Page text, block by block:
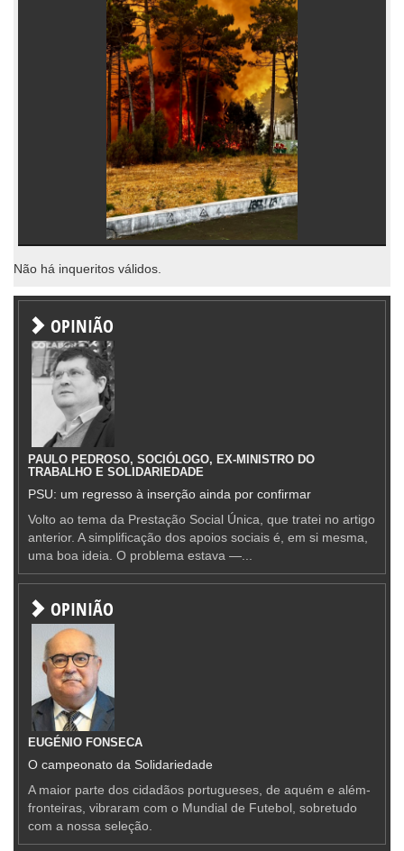
Não há inqueritos válidos.
OPINIÃO
PAULO PEDROSO, SOCIÓLOGO, EX-MINISTRO DO
TRABALHO E SOLIDARIEDADE
PSU: um regresso à inserção ainda por confirmar
Volto ao tema da Prestação Social Única, que tratei no artigo
anterior. A simplificação dos apoios sociais é, em si mesma,
uma boa ideia. O problema estava —...
OPINIÃO
EUGÉNIO FONSECA
O campeonato da Solidariedade
A maior parte dos cidadãos portugueses, de aquém e além-
fronteiras, vibraram com o Mundial de Futebol, sobretudo
com a nossa seleção.